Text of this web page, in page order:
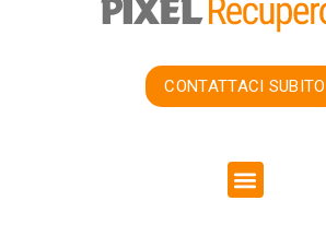
CONTATTACI SUBITO
Menu